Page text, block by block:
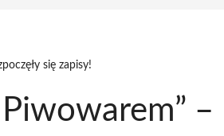
się zapisy!
–